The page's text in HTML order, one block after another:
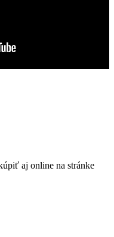
aj online na stránke